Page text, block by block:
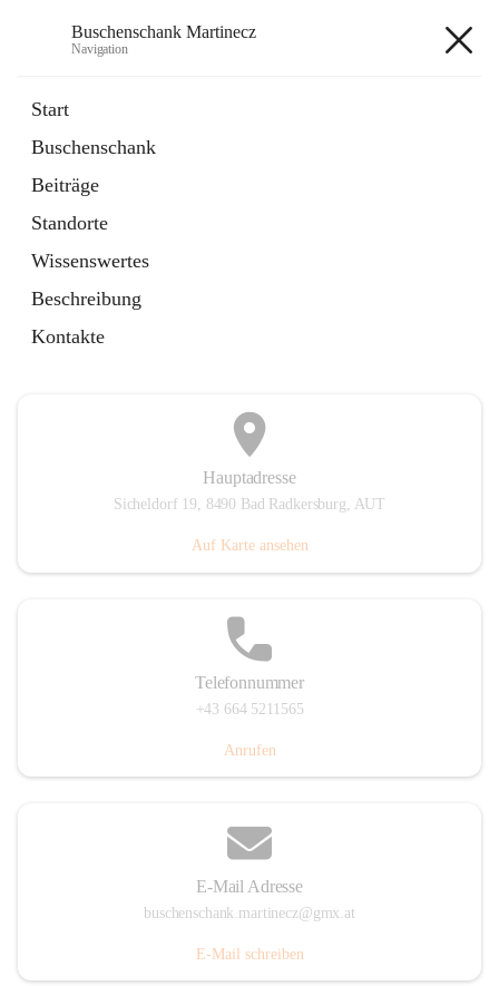
Buschenschank Martinecz
Navigation
Start
Buschenschank
Beiträge
Standorte
Wissenswertes
Beschreibung
Kontakte
Artikel
in
Tab
Der Buschenschank
öffnet
in
neuem
Tab
Hauptadresse
Sicheldorf 19, 8490 Bad Radkersburg, AUT
Auf Karte ansehen
Telefonnummer
+43 664 5211565
Anrufen
E-Mail Adresse
buschenschank.martinecz@gmx.at
E-Mail schreiben